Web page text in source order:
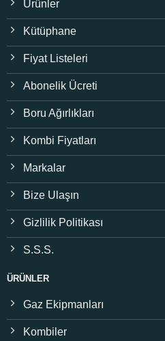
Ürünler
Kütüphane
Fiyat Listeleri
Abonelik Ücreti
Boru Ağırlıkları
Kombi Fiyatları
Markalar
Bize Ulaşın
Gizlilik Politikası
S.S.S.
ÜRÜNLER
Gaz Ekipmanları
Kombiler